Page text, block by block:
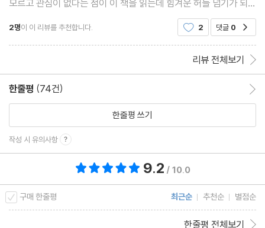
모르고 관심이 없다는 점이 이 책을 읽는데 힘겨운 허들 넘기가 되었
다.이세돌과 알파고를 모르는 사람들은 없을 것이고 나도 그 경기를
직접 보지는 못했지만 많은 매체들을 통해
2명이 이 리뷰를 추천합니다. 2 댓글 0
리뷰 전체보기
한줄평 (74건)
한줄평 쓰기
작성 시 유의사항
9.2 / 10.0
구매 한줄평 최근순 추천순 별점순
한줄평 전체보기